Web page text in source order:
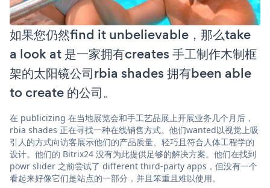
如果您仍然find it unbelievable，那么take
a look at 是一家拥有creates 手工制作木制框
架的太阳镜公司rbia shades 拥有been able
to create 的公司。
在 publicizing 在当地展览会和手工艺品展上开展业务几个月后，
rbia shades 正在寻找一种在线销售方式。他们wanted以视觉上吸
引人的方式向访客展示他们的产品质量、轻巧且符合人体工程学的
设计。他们的 Bitrix24 没有为此提供足够的解决方案。他们在找到
powr slider 之前尝试了 different third-party apps，但没有一个
看起来好像它们是站点的一部分，并且笨重且难以使用。